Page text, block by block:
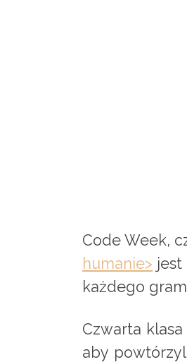
Code Week,
humanie> jest
każdego
Czwarta
aby